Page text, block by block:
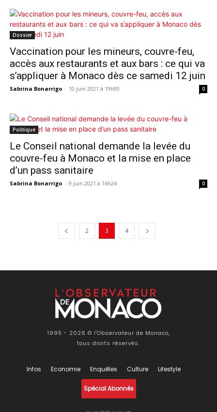
Dossier
Vaccination pour les mineurs, couvre-feu,
accès aux restaurants et aux bars : ce qui va
s’appliquer à Monaco dès ce samedi 12 juin
Sabrina Bonarrigo - 10 juin 2021 à 19h00 0
Politique
Le Conseil national demande la levée du
couvre-feu à Monaco et la mise en place
d’un pass sanitaire
Sabrina Bonarrigo - 9 juin 2021 à 16h24 0
2 3 4
1995 - 2026 © l'Observateur de Monaco,
tous droits réservés.
Infos Economie Enquêtes Culture Lifestyle
Spécial Abonnés